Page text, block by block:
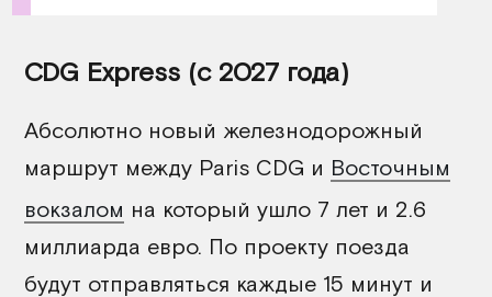
CDG Express (с 2027 года)
Абсолютно новый железнодорожный
маршрут между Paris CDG и Восточным
вокзалом на который ушло 7 лет и 2.6
миллиарда евро. По проекту поезда
будут отправляться каждые 15 минут и